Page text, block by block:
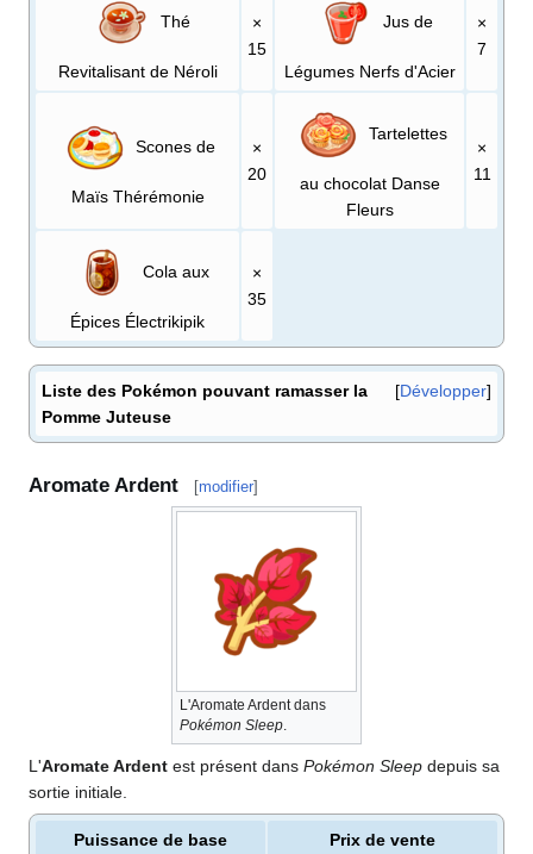
Thé
Revitalisant de Néroli
×
15
Jus de
Légumes Nerfs d'Acier
×
7
Scones de
Maïs Thérémonie
×
20
Tartelettes
au chocolat Danse
Fleurs
×
11
Cola aux
Épices Électrikipik
×
35
Développer
Liste des Pokémon pouvant ramasser la
Pomme Juteuse
Aromate Ardent [modifier]
L'Aromate Ardent dans
Pokémon Sleep.
L'Aromate Ardent est présent dans Pokémon Sleep depuis sa
sortie initiale.
Puissance de base Prix de vente